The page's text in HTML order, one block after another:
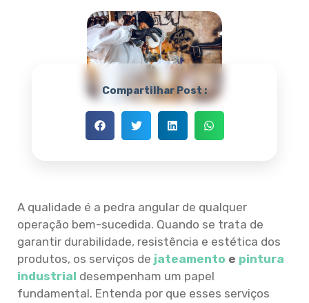
Compartilhar Post :
A qualidade é a pedra angular de qualquer
operação bem-sucedida. Quando se trata de
garantir durabilidade, resistência e estética dos
produtos, os serviços de jateamento e pintura
industrial desempenham um papel
fundamental. Entenda por que esses serviços